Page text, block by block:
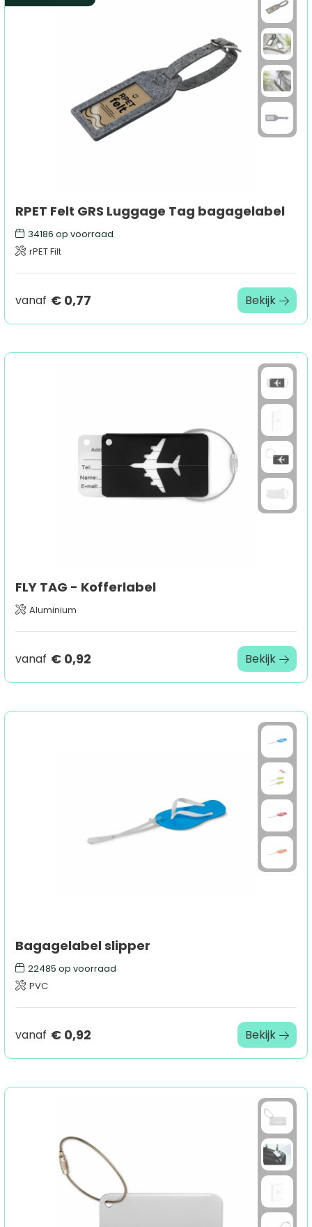
RPET Felt GRS Luggage Tag bagagelabel
34186 op voorraad
rPET Filt
vanaf € 0,77 Bekijk
FLY TAG - Kofferlabel
Aluminium
vanaf € 0,92 Bekijk
Bagagelabel slipper
22485 op voorraad
PVC
vanaf € 0,92 Bekijk